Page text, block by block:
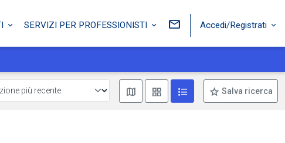
SERVIZI PER PROFESSIONISTI Accedi/Registrati
Mostra mappaMostra come box
Mostra come lista
Salva ricerca